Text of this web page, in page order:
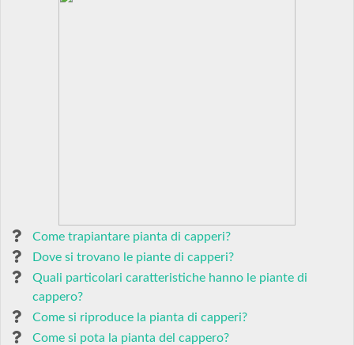
Come trapiantare pianta di capperi?
Dove si trovano le piante di capperi?
Quali particolari caratteristiche hanno le piante di
cappero?
Come si riproduce la pianta di capperi?
Come si pota la pianta del cappero?